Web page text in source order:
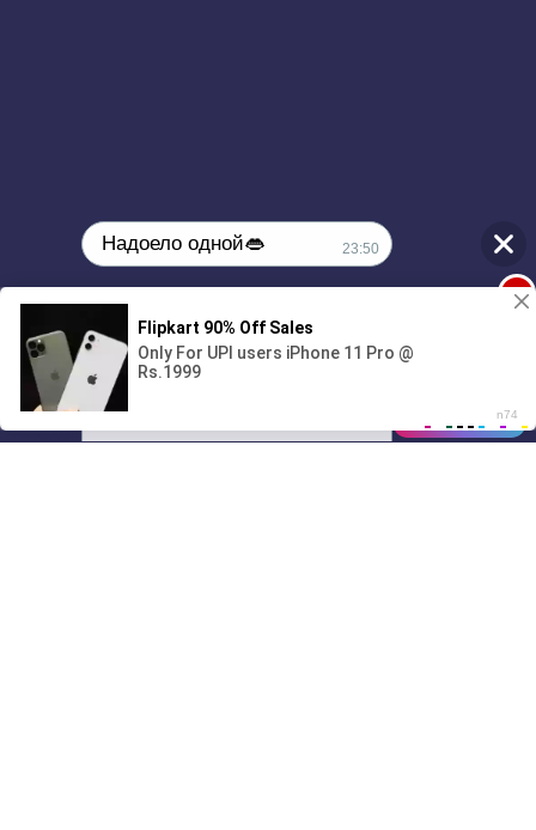
01/07
00:00
Надоело одной👄 23:50
🔞Может, изменим это?💦
23:50
1